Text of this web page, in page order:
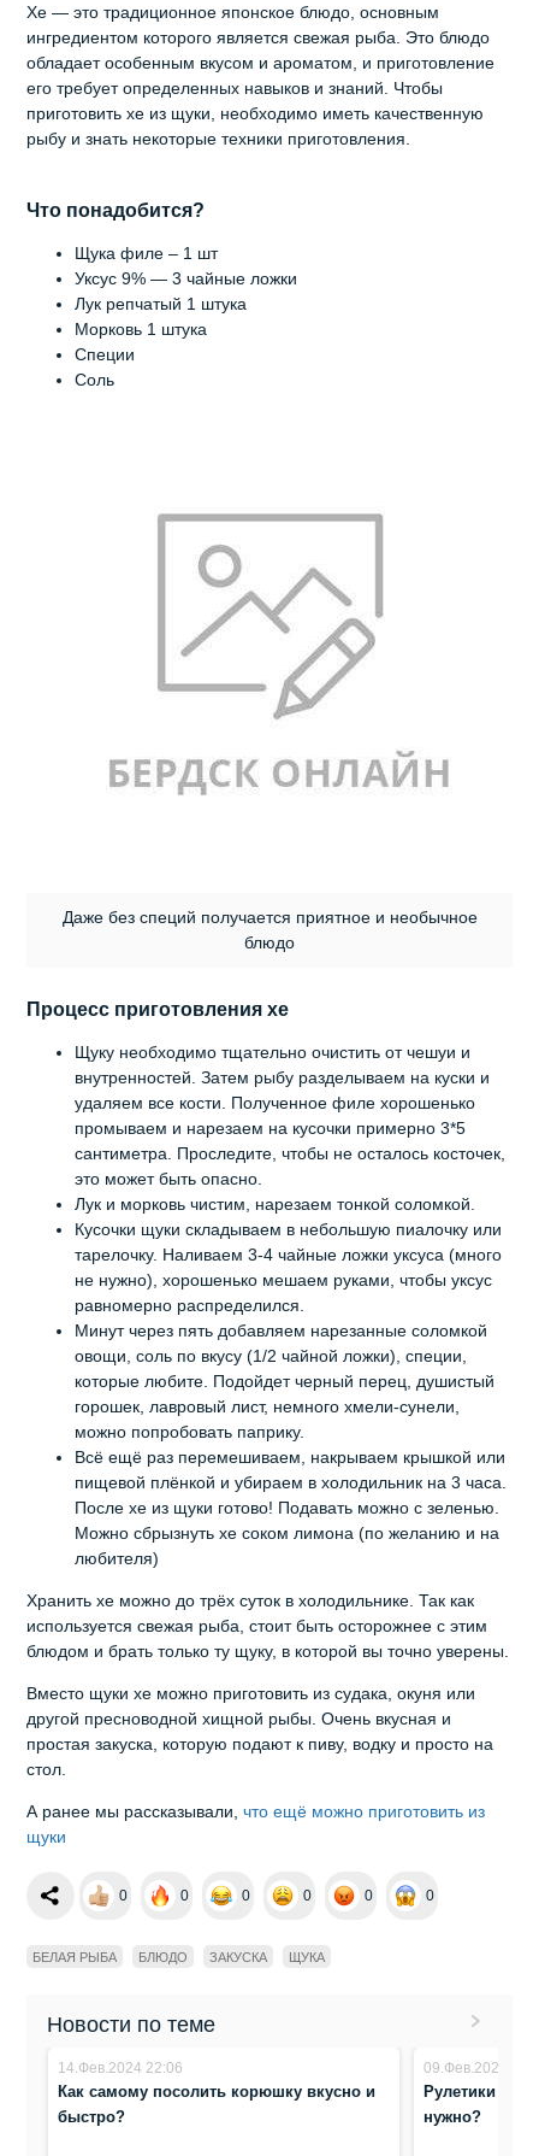
Хе — это традиционное японское блюдо, основным
ингредиентом которого является свежая рыба. Это блюдо
обладает особенным вкусом и ароматом, и приготовление
его требует определенных навыков и знаний. Чтобы
приготовить хе из щуки, необходимо иметь качественную
рыбу и знать некоторые техники приготовления.
Что понадобится?
Щука филе – 1 шт
Уксус 9% — 3 чайные ложки
Лук репчатый 1 штука
Морковь 1 штука
Специи
Соль
Даже без специй получается приятное и необычное
блюдо
Процесс приготовления хе
Щуку необходимо тщательно очистить от чешуи и
внутренностей. Затем рыбу разделываем на куски и
удаляем все кости. Полученное филе хорошенько
промываем и нарезаем на кусочки примерно 3*5
сантиметра. Проследите, чтобы не осталось косточек,
это может быть опасно.
Лук и морковь чистим, нарезаем тонкой соломкой.
Кусочки щуки складываем в небольшую пиалочку или
тарелочку. Наливаем 3-4 чайные ложки уксуса (много
не нужно), хорошенько мешаем руками, чтобы уксус
равномерно распределился.
Минут через пять добавляем нарезанные соломкой
овощи, соль по вкусу (1/2 чайной ложки), специи,
которые любите. Подойдет черный перец, душистый
горошек, лавровый лист, немного хмели-сунели,
можно попробовать паприку.
Всё ещё раз перемешиваем, накрываем крышкой или
пищевой плёнкой и убираем в холодильник на 3 часа.
После хе из щуки готово! Подавать можно с зеленью.
Можно сбрызнуть хе соком лимона (по желанию и на
любителя)
Хранить хе можно до трёх суток в холодильнике. Так как
используется свежая рыба, стоит быть осторожнее с этим
блюдом и брать только ту щуку, в которой вы точно уверены.
Вместо щуки хе можно приготовить из судака, окуня или
другой пресноводной хищной рыбы. Очень вкусная и
простая закуска, которую подают к пиву, водку и просто на
стол.
А ранее мы рассказывали,что ещё можно приготовить из
щуки
0 0 0 0 0 0
БЕЛАЯ РЫБА БЛЮДО ЗАКУСКА ЩУКА
Новости по теме
14.Фев.2024 22:06
Как самому посолить корюшку вкусно и
быстро?
09.Фев.2024
Рулетики с
нужно?